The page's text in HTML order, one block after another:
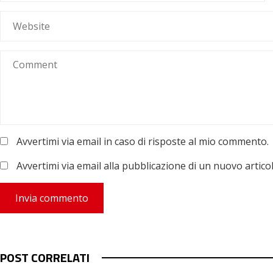
Avvertimi via email in caso di risposte al mio commento.
Avvertimi via email alla pubblicazione di un nuovo
POST CORRELATI